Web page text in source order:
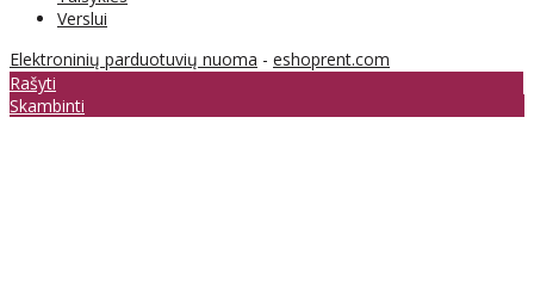
Verslui
Elektroninių parduotuvių nuoma - eshoprent.com
Rašyti
Skambinti